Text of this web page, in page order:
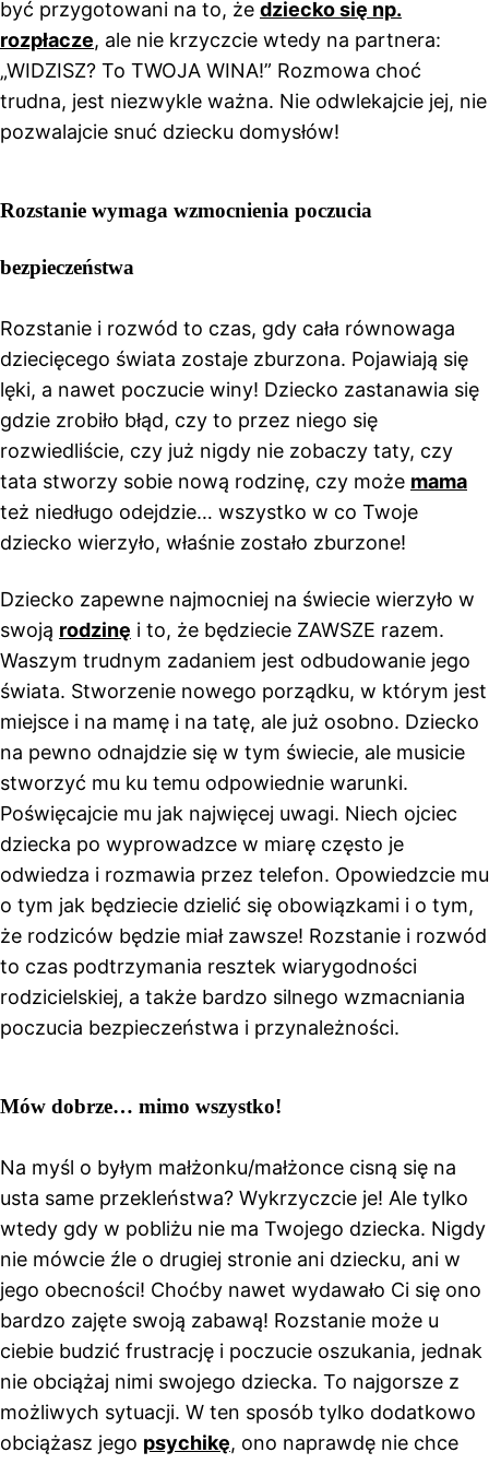
być przygotowani na to, że dziecko się np.
rozpłacze, ale nie krzyczcie wtedy na partnera:
„WIDZISZ? To TWOJA WINA!” Rozmowa choć
trudna, jest niezwykle ważna. Nie odwlekajcie jej, nie
pozwalajcie snuć dziecku domysłów!
Rozstanie wymaga wzmocnienia poczucia
bezpieczeństwa
Rozstanie i rozwód to czas, gdy cała równowaga
dziecięcego świata zostaje zburzona. Pojawiają się
lęki, a nawet poczucie winy! Dziecko zastanawia się
gdzie zrobiło błąd, czy to przez niego się
rozwiedliście, czy już nigdy nie zobaczy taty, czy
tata stworzy sobie nową rodzinę, czy może mama
też niedługo odejdzie… wszystko w co Twoje
dziecko wierzyło, właśnie zostało zburzone!
Dziecko zapewne najmocniej na świecie wierzyło w
swoją rodzinę i to, że będziecie ZAWSZE razem.
Waszym trudnym zadaniem jest odbudowanie jego
świata. Stworzenie nowego porządku, w którym jest
miejsce i na mamę i na tatę, ale już osobno. Dziecko
na pewno odnajdzie się w tym świecie, ale musicie
stworzyć mu ku temu odpowiednie warunki.
Poświęcajcie mu jak najwięcej uwagi. Niech ojciec
dziecka po wyprowadzce w miarę często je
odwiedza i rozmawia przez telefon. Opowiedzcie mu
o tym jak będziecie dzielić się obowiązkami i o tym,
że rodziców będzie miał zawsze! Rozstanie i rozwód
to czas podtrzymania resztek wiarygodności
rodzicielskiej, a także bardzo silnego wzmacniania
poczucia bezpieczeństwa i przynależności.
Mów dobrze… mimo wszystko!
Na myśl o byłym małżonku/małżonce cisną się na
usta same przekleństwa? Wykrzyczcie je! Ale tylko
wtedy gdy w pobliżu nie ma Twojego dziecka. Nigdy
nie mówcie źle o drugiej stronie ani dziecku, ani w
jego obecności! Choćby nawet wydawało Ci się ono
bardzo zajęte swoją zabawą! Rozstanie może u
ciebie budzić frustrację i poczucie oszukania, jednak
nie obciążaj nimi swojego dziecka. To najgorsze z
możliwych sytuacji. W ten sposób tylko dodatkowo
obciążasz jego psychikę, ono naprawdę nie chce